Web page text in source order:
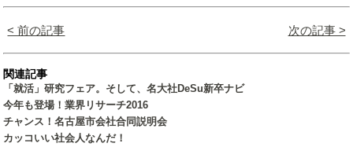
< 前の記事 次の記事 >
関連記事
「就活」研究フェア。そして、名大社DeSu新卒ナビ
今年も登場！業界リサーチ2016
チャンス！名古屋市会社合同説明会
カッコいい社会人なんだ！